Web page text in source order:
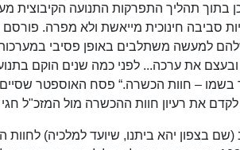
בתוך תהליך התפרקות התנועה הקיבוצית
סביבה חינוכית מייאשת ולא מפרה.
למעשה משתלבים באופן פסיבי במערכות
את ערכה... לפני כמה שנים הוקם
בשמו – חוות הכשרה.“ פסח האוספטר
את רעיון חוות ההכשרה מול המזכ"ל חגי
שבי"ב (שם בצפון יהא ביתנו, שיועד למלכיה)